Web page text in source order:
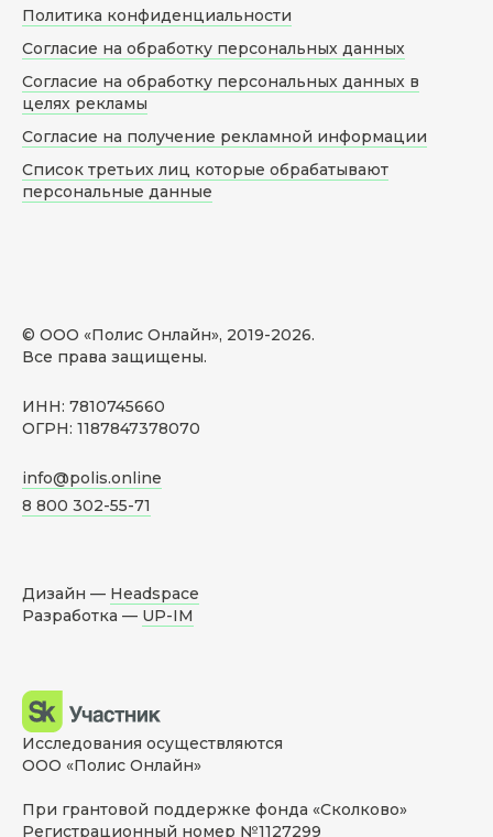
© ООО «Полис Онлайн», 2019-2026.
Все права защищены.
ИНН: 7810745660
ОГРН: 1187847378070
info@polis.online
8 800 302-55-71
Политика конфиденциальности
Согласие на обработку персональных данных
Согласие на обработку персональных данных в
целях рекламы
Согласие на получение рекламной информации
Список третьих лиц которые обрабатывают
персональные данные
Дизайн — Headspace
Разработка — UP-IM
Исследования осуществляются
ООО «Полис Онлайн»
При грантовой поддержке фонда «Сколково»
Регистрационный номер №1127299